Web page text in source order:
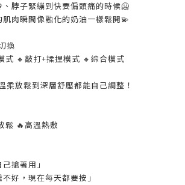
脖子緊繃到快要偏頭痛的時候🥶
肉瞬間像融化的奶油一樣鬆開💫
換
式 🔸敲打+揉捏模式 🔸綜合模式
柔放鬆到深層舒壓都能自己調整！
鬆 🔥高溫熱敷
搶著用」
好，現在每天都要按」